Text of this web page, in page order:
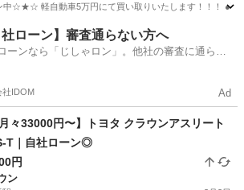
☆★☆ 軽自動車5万円にて買い取りいたします！！！ ●平
米田駅 プリウス
社ローン】審査通らない方へ
ーンなら「じしゃロン」。他社の審査に通らな
社IDOM Ad
月々33000円〜】トヨタ クラウンアスリート
T｜自社ローン◎
円
ン